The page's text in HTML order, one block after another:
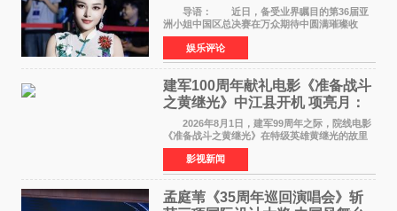
导语： 近日，备受业界瞩目的第36届亚
洲小姐中国区总决赛在万众期待中圆满璀璨收
官。整场盛典汇聚万千芳华，不仅完成了新一届
美丽代言人的加冕选拔，更在行业发展层面带来
颠覆性突破。活动
娱乐评论
建军100周年献礼电影《准备战斗
之黄继光》中江县开机 项亮月：
以光影为笔，书写英雄赞歌
2026年8月1日，建军99周年之际，院线电影
《准备战斗之黄继光》在特级英雄黄继光的故里
——四川省德阳市中江县黄继光出生地正式开
机。本片出品人、总制片人项亮月主持开机仪
式，&zwnj;特级英雄
影视新闻
孟庭苇《35周年巡回演唱会》斩